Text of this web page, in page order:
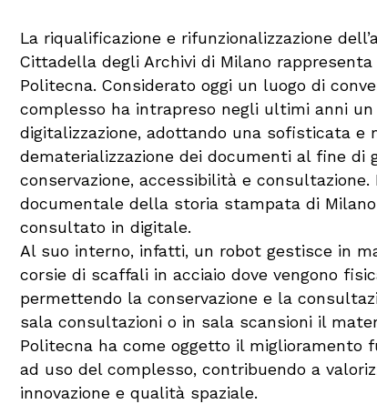
La riqualificazione e rifunzionalizzazione
Cittadella degli Archivi di Milano
Politecna. Considerato oggi un luogo di
complesso ha intrapreso negli ultimi anni
digitalizzazione, adottando una sofisticata e
dematerializzazione dei documenti al fine di
conservazione, accessibilità e
documentale della storia stampata di
consultato in digitale.
Al suo interno, infatti, un robot gestisce in
corsie di scaffali in acciaio dove vengono
permettendo la conservazione e la
sala consultazioni o in sala scansioni il
Politecna ha come oggetto il miglioramento
ad uso del complesso, contribuendo a
innovazione e qualità spaziale.